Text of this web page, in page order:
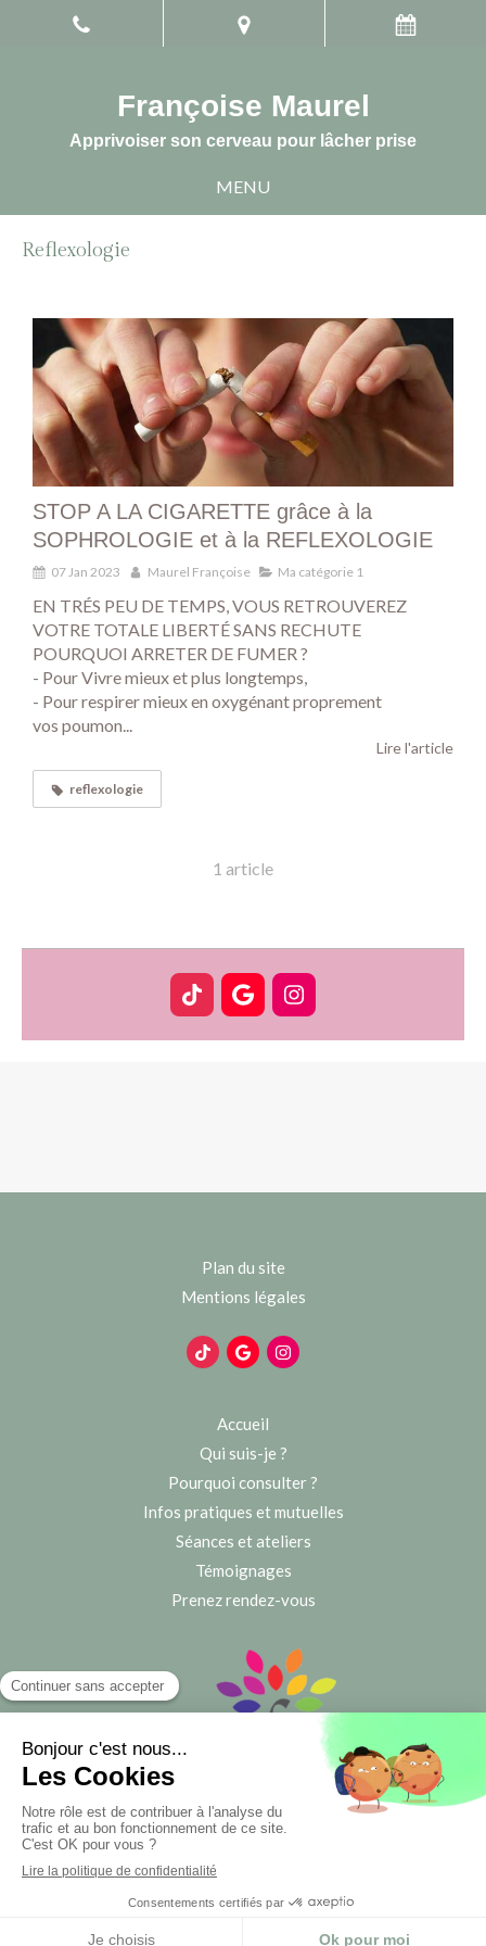
Françoise Maurel
Apprivoiser son cerveau pour lâcher prise
MENU
Reflexologie
STOP A LA CIGARETTE grâce à la
SOPHROLOGIE et à la REFLEXOLOGIE
07 Jan 2023 Maurel Françoise Ma catégorie 1
EN TRÉS PEU DE TEMPS, VOUS RETROUVEREZ
VOTRE TOTALE LIBERTÉ SANS RECHUTE
POURQUOI ARRETER DE FUMER ?
- Pour Vivre mieux et plus longtemps,
- Pour respirer mieux en oxygénant proprement
vos poumon...
Lire l'article
reflexologie
1 article
Plan du site
Mentions légales
Accueil
Qui suis-je ?
Pourquoi consulter ?
Infos pratiques et mutuelles
Séances et ateliers
Témoignages
Prenez rendez-vous
©2020 Françoise Maurel la sophrologue des seniors